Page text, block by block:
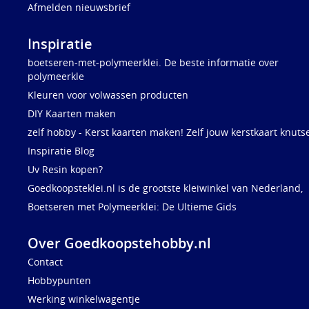
Afmelden nieuwsbrief
Inspiratie
boetseren-met-polymeerklei. De beste informatie over
polymeerkle
Kleuren voor volwassen producten
DIY Kaarten maken
zelf hobby - Kerst kaarten maken! Zelf jouw kerstkaart
Inspiratie Blog
Uv Resin kopen?
Goedkoopsteklei.nl is de grootste kleiwinkel van Nederland,
Boetseren met Polymeerklei: De Ultieme Gids
Over Goedkoopstehobby.nl
Contact
Hobbypunten
Werking winkelwagentje